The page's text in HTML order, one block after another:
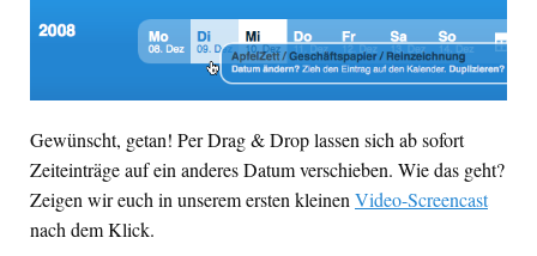
Gewünscht, getan! Per Drag & Drop lassen sich ab sofort
Zeiteinträge auf ein anderes Datum verschieben. Wie das geht?
Zeigen wir euch in unserem ersten kleinenVideo-Screencast
nach dem Klick.